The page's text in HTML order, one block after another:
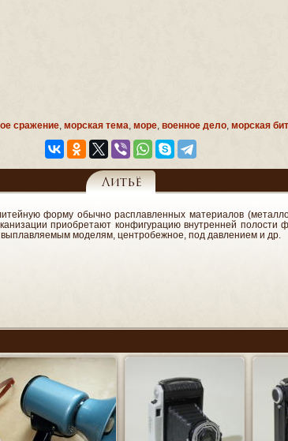
сражение морская тема море военное дело морская
Литьё
форму обычно расплавленных материалов
приобретают конфигурацию внутренней
моделям, центробежное, под давлением и др.